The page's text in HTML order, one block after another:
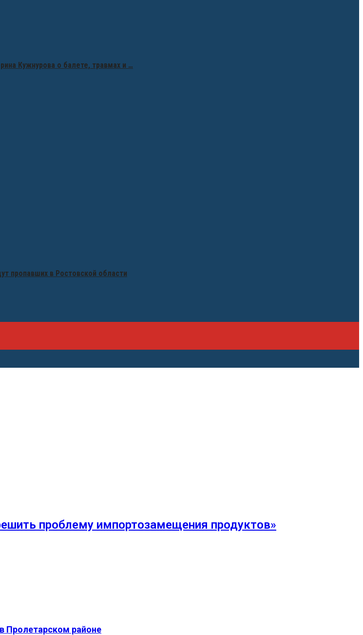
Кужнурова о балете, травмах и …
пропавших в Ростовской области
проблему импортозамещения продуктов»
Пролетарском районе